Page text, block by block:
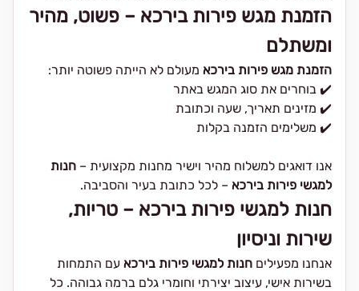
הזמנת מגש פירות בירכא – פשוט, מהיר
ומשתלם
הזמנת מגש פירות בירכא מעולם לא הייתה פשוטה יותר:
✔️ בוחרים את סוג המגש באתר
✔️ מזינים תאריך, שעה וכתובת
✔️ משלימים הזמנה בקלות
אנו דואגים למשלוח מהיר וישיר מחנות מקצועית – חנות
למגשי פירות בירכא – לכל כתובת בעיר והסביבה.
חנות למגשי פירות בירכא – טריות,
שירות וניסיון
אנחנו מפעילים חנות למגשי פירות בירכא עם התמחות
בשירות אישי, עיצוב יצירתי וחומרי גלם ברמה גבוהה. כל